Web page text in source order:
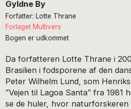
Gyldne By
Forfatter: Lotte Thrane
Forlaget Multivers
Bogen er udkommet
Da forfatteren Lotte Thrane i
Brasilien i fodsporene af den
Peter Wilhelm Lund, som
”Vejen til Lagoa Santa” fra 1981
se de huler, hvor naturforskeren